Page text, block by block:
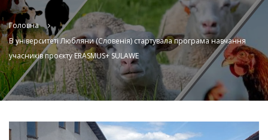
Головна
В університеті Любляни (Словенія) стартувала програма навчання
учасників проєкту ERASMUS+ SULAWE